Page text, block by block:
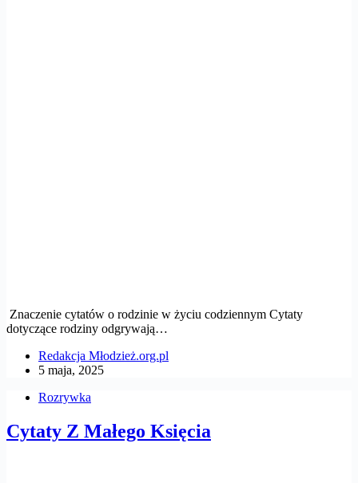
Znaczenie cytatów o rodzinie w życiu codziennym Cytaty
dotyczące rodziny odgrywają…
Redakcja Młodzież.org.pl
5 maja, 2025
Rozrywka
Cytaty Z Małego Księcia